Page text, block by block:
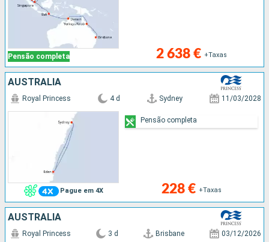
Pensão completa 2 638 € +Taxas
AUSTRALIA
Pague em 4X
Royal Princess 4 d Sydney 11/03/2028
228 € +Taxas
Pensão completa
AUSTRALIA
Royal Princess 3 d Brisbane 03/12/2026